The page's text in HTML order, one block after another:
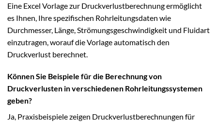
Eine Excel Vorlage zur Druckverlustberechnung ermöglicht
es Ihnen, Ihre spezifischen Rohrleitungsdaten wie
Durchmesser, Länge, Strömungsgeschwindigkeit und Fluidart
einzutragen, worauf die Vorlage automatisch den
Druckverlust berechnet.
Können Sie Beispiele für die Berechnung von
Druckverlusten in verschiedenen Rohrleitungssystemen
geben?
Ja, Praxisbeispiele zeigen Druckverlustberechnungen für